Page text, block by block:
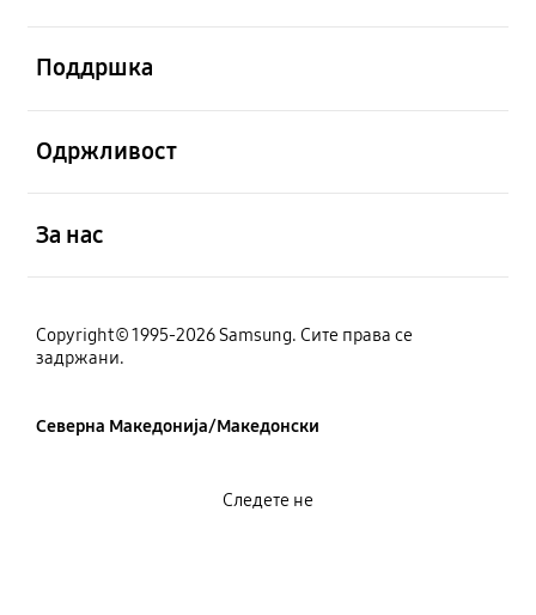
Поддршка
Одржливост
За нас
Copyright© 1995-2026 Samsung. Сите права се
задржани.
Северна Македонија/Македонски
Следете не